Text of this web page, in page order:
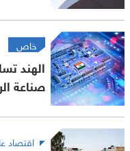
خاص
الهند
صناعة
اقتصاد